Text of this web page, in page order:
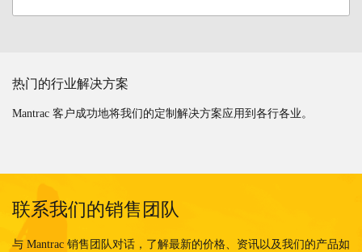
热门的行业解决方案
Mantrac 客户成功地将我们的定制解决方案应用到各行各业。
联系我们的销售团队
与 Mantrac 销售团队对话，了解最新的价格、资讯以及我们的产品如